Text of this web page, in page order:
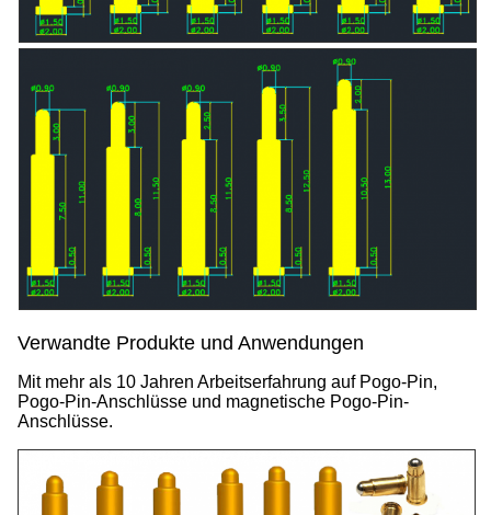
Verwandte Produkte und Anwendungen
Mit mehr als 10 Jahren Arbeitserfahrung auf Pogo-Pin,
Pogo-Pin-Anschlüsse und magnetische Pogo-Pin-
Anschlüsse.